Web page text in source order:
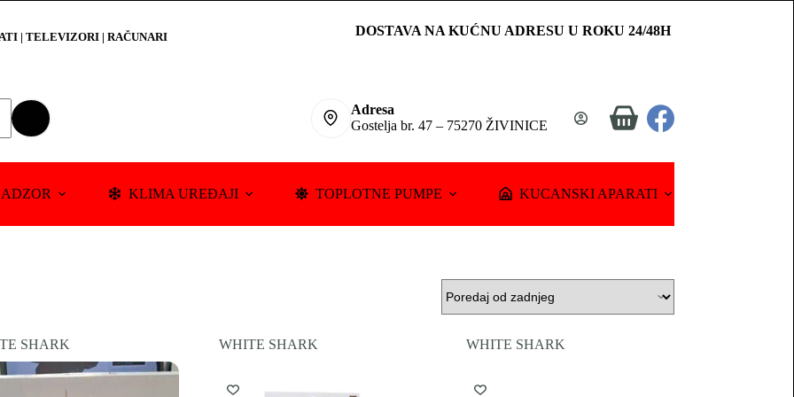
| TELEVIZORI | RAČUNARI DOSTAVA NA KUĆNU ADRESU U ROKU 24/48H
Adresa
Gostelja br. 47 – 75270 ŽIVINICE
Shopping
KLIMA UREĐAJI TOPLOTNE PUMPE KUCANSKI APARATI
SHARK WHITE SHARK WHITE SHARK